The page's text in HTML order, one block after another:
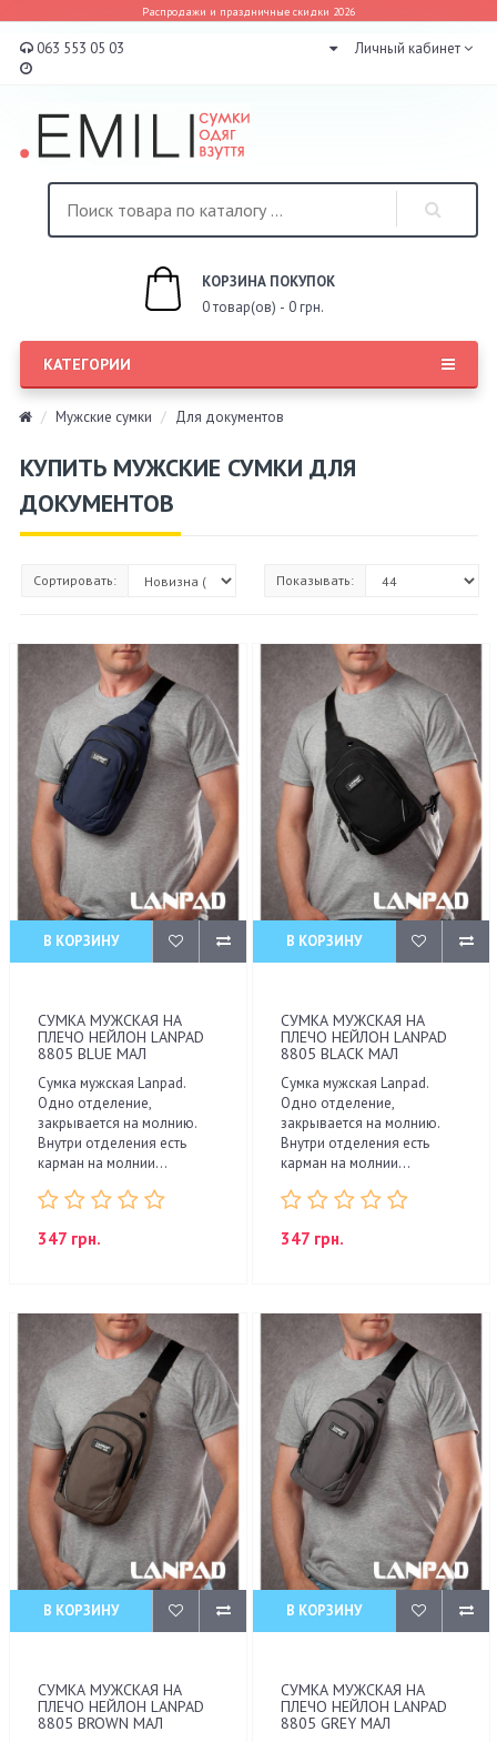
Распродажи и праздничные скидки 2026
063 553 05 03 Личный кабинет
КОРЗИНА ПОКУПОК
0 товар(ов) - 0 грн.
КАТЕГОРИИ
Мужские сумки Для документов
КУПИТЬ МУЖСКИЕ СУМКИ ДЛЯ
ДОКУМЕНТОВ
Сортировать: Показывать:
В КОРЗИНУ
СУМКА МУЖСКАЯ НА
ПЛЕЧО НЕЙЛОН LANPAD
8805 BLUE МАЛ
Сумка мужская Lanpad.
Одно отделение,
закрывается на молнию.
Внутри отделения есть
карман на молнии...
347 грн.
В КОРЗИНУ
СУМКА МУЖСКАЯ НА
ПЛЕЧО НЕЙЛОН LANPAD
8805 BLACK МАЛ
Сумка мужская Lanpad.
Одно отделение,
закрывается на молнию.
Внутри отделения есть
карман на молнии...
347 грн.
В КОРЗИНУ
СУМКА МУЖСКАЯ НА
ПЛЕЧО НЕЙЛОН LANPAD
8805 BROWN МАЛ
В КОРЗИНУ
СУМКА МУЖСКАЯ НА
ПЛЕЧО НЕЙЛОН LANPAD
8805 GREY МАЛ